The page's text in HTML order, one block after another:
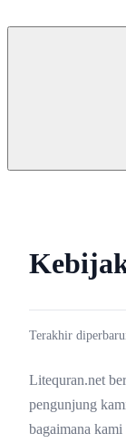
Terakhir
Litequran.net
pengunjung
bagaimana